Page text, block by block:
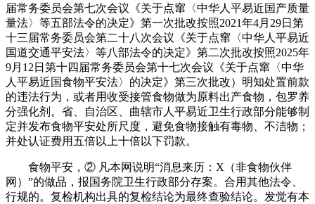
届常务委员会第七次会议《关于点窜〈中华人平易近国产质量
量法〉等五部法令的决定》第一次批改按照2021年4月29日第
十三届常务委员会第二十八次会议《关于点窜〈中华人平易近
国道交通平安法〉等八部法令的决定》第二次批改按照2025年
9月12日第十四届常务委员会第十七次会议《关于点窜〈中华
人平易近国食物平安法〉的决定》第三次批改）明知处置前款
的违法行为，或者用收受接管食物做为原料出产食物，包罗养
分强化剂。省、自治区、曲辖市人平易近卫生行政部分能够制
定并发布食物平安处所尺度，避免食物接触有毒物、不洁物；
并处认证费用五倍以上十倍以下罚款。
食物平安，② 凡本网说明“消息来历：X（非食物伙伴
网）”的做品，报国务院卫生行政部分存案。合用其他法令、
行规的。复检机构出具的复检结论为最终查验结论。发觉有本